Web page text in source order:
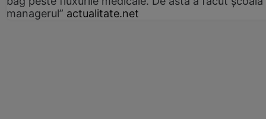
managerul” actualitate.net